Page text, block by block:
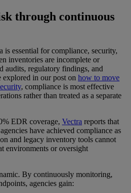
through continuous
is essential for compliance, security,
inventories are incomplete or
audits, regulatory findings, and
explored in our post on how to move
, compliance is most effective
rather than treated as a separate
EDR coverage, Vectra reports that
have achieved compliance as
and legacy inventory tools cannot
environments or oversight
By continuously monitoring,
agencies gain: